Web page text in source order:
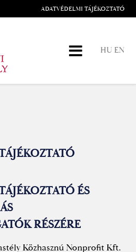
ADATVÉDELMI TÁJÉKOZTATÓ
HU EN
ÉS
RÉSZÉRE
Közhasznú Nonprofit Kft.